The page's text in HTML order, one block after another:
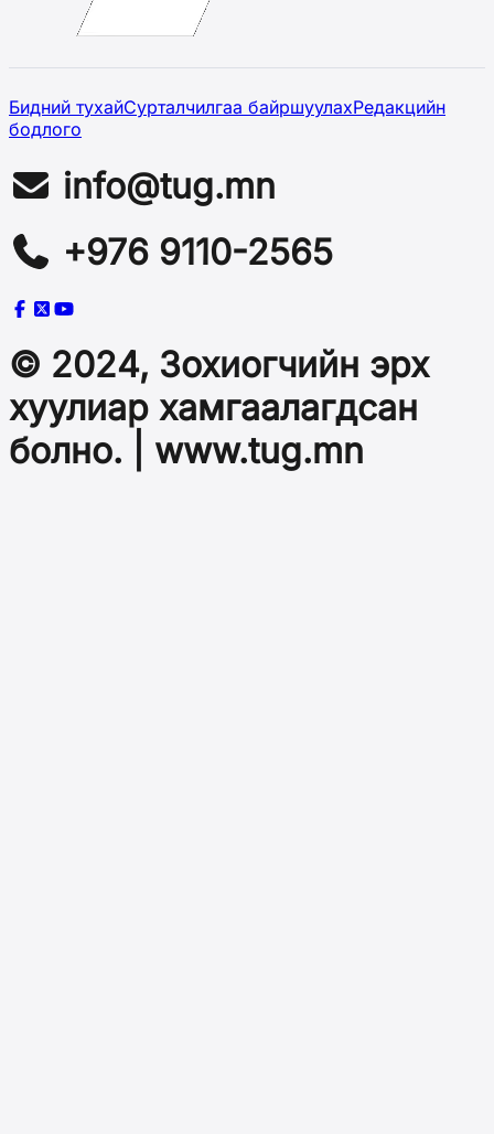
Бидний тухайСурталчилгаа байршуулахРедакцийн
бодлого
info@tug.mn
+976 9110-2565
© 2024, Зохиогчийн эрх
хуулиар хамгаалагдсан
болно. | www.tug.mn